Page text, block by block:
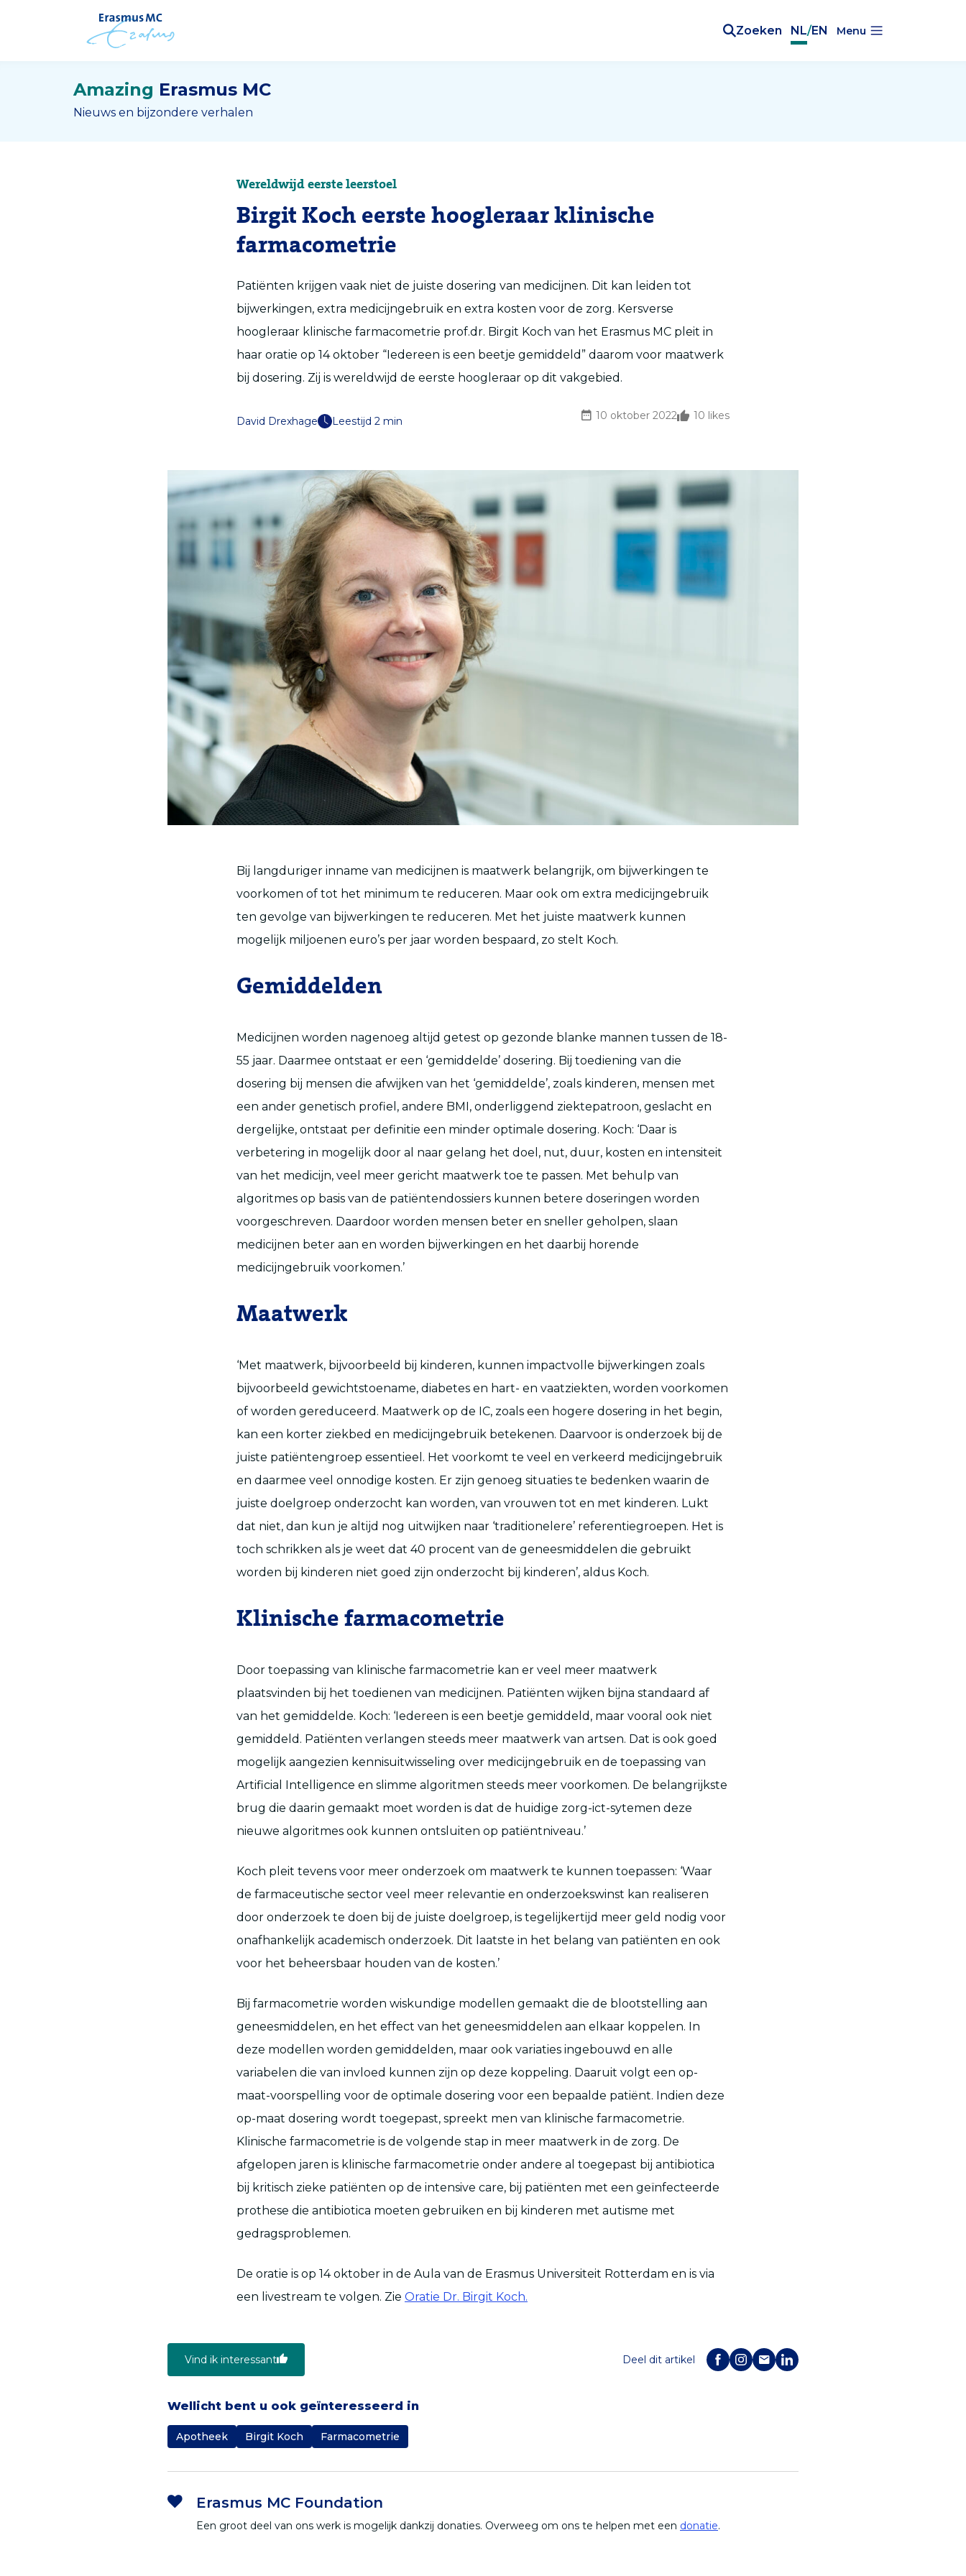
Zoeken NL/EN Menu
Amazing Erasmus MC
Nieuws en bijzondere verhalen
Wereldwijd eerste leerstoel
Birgit Koch eerste hoogleraar klinische
farmacometrie
Patiënten krijgen vaak niet de juiste dosering van medicijnen. Dit kan leiden tot
bijwerkingen, extra medicijngebruik en extra kosten voor de zorg. Kersverse
hoogleraar klinische farmacometrie prof.dr. Birgit Koch van het Erasmus MC pleit in
haar oratie op 14 oktober “Iedereen is een beetje gemiddeld” daarom voor maatwerk
bij dosering. Zij is wereldwijd de eerste hoogleraar op dit vakgebied.
David Drexhage Leestijd 2 min 10 oktober 2022 10 likes
Bij langduriger inname van medicijnen is maatwerk belangrijk, om bijwerkingen te
voorkomen of tot het minimum te reduceren. Maar ook om extra medicijngebruik
ten gevolge van bijwerkingen te reduceren. Met het juiste maatwerk kunnen
mogelijk miljoenen euro’s per jaar worden bespaard, zo stelt Koch.
Gemiddelden
Medicijnen worden nagenoeg altijd getest op gezonde blanke mannen tussen de 18-
55 jaar. Daarmee ontstaat er een ‘gemiddelde’ dosering. Bij toediening van die
dosering bij mensen die afwijken van het ‘gemiddelde’, zoals kinderen, mensen met
een ander genetisch profiel, andere BMI, onderliggend ziektepatroon, geslacht en
dergelijke, ontstaat per definitie een minder optimale dosering. Koch: ‘Daar is
verbetering in mogelijk door al naar gelang het doel, nut, duur, kosten en intensiteit
van het medicijn, veel meer gericht maatwerk toe te passen. Met behulp van
algoritmes op basis van de patiëntendossiers kunnen betere doseringen worden
voorgeschreven. Daardoor worden mensen beter en sneller geholpen, slaan
medicijnen beter aan en worden bijwerkingen en het daarbij horende
medicijngebruik voorkomen.’
Maatwerk
‘Met maatwerk, bijvoorbeeld bij kinderen, kunnen impactvolle bijwerkingen zoals
bijvoorbeeld gewichtstoename, diabetes en hart- en vaatziekten, worden voorkomen
of worden gereduceerd. Maatwerk op de IC, zoals een hogere dosering in het begin,
kan een korter ziekbed en medicijngebruik betekenen. Daarvoor is onderzoek bij de
juiste patiëntengroep essentieel. Het voorkomt te veel en verkeerd medicijngebruik
en daarmee veel onnodige kosten. Er zijn genoeg situaties te bedenken waarin de
juiste doelgroep onderzocht kan worden, van vrouwen tot en met kinderen. Lukt
dat niet, dan kun je altijd nog uitwijken naar ‘traditionelere’ referentiegroepen. Het is
toch schrikken als je weet dat 40 procent van de geneesmiddelen die gebruikt
worden bij kinderen niet goed zijn onderzocht bij kinderen’, aldus Koch.
Klinische farmacometrie
Door toepassing van klinische farmacometrie kan er veel meer maatwerk
plaatsvinden bij het toedienen van medicijnen. Patiënten wijken bijna standaard af
van het gemiddelde. Koch: ‘Iedereen is een beetje gemiddeld, maar vooral ook niet
gemiddeld. Patiënten verlangen steeds meer maatwerk van artsen. Dat is ook goed
mogelijk aangezien kennisuitwisseling over medicijngebruik en de toepassing van
Artificial Intelligence en slimme algoritmen steeds meer voorkomen. De belangrijkste
brug die daarin gemaakt moet worden is dat de huidige zorg-ict-sytemen deze
nieuwe algoritmes ook kunnen ontsluiten op patiëntniveau.’
Koch pleit tevens voor meer onderzoek om maatwerk te kunnen toepassen: ‘Waar
de farmaceutische sector veel meer relevantie en onderzoekswinst kan realiseren
door onderzoek te doen bij de juiste doelgroep, is tegelijkertijd meer geld nodig voor
onafhankelijk academisch onderzoek. Dit laatste in het belang van patiënten en ook
voor het beheersbaar houden van de kosten.’
Bij farmacometrie worden wiskundige modellen gemaakt die de blootstelling aan
geneesmiddelen, en het effect van het geneesmiddelen aan elkaar koppelen. In
deze modellen worden gemiddelden, maar ook variaties ingebouwd en alle
variabelen die van invloed kunnen zijn op deze koppeling. Daaruit volgt een op-
maat-voorspelling voor de optimale dosering voor een bepaalde patiënt. Indien deze
op-maat dosering wordt toegepast, spreekt men van klinische farmacometrie.
Klinische farmacometrie is de volgende stap in meer maatwerk in de zorg. De
afgelopen jaren is klinische farmacometrie onder andere al toegepast bij antibiotica
bij kritisch zieke patiënten op de intensive care, bij patiënten met een geïnfecteerde
prothese die antibiotica moeten gebruiken en bij kinderen met autisme met
gedragsproblemen.
De oratie is op 14 oktober in de Aula van de Erasmus Universiteit Rotterdam en is via
een livestream te volgen. Zie Oratie Dr. Birgit Koch.
Vind ik interessant Deel dit artikel
Wellicht bent u ook geïnteresseerd in
Apotheek Birgit Koch Farmacometrie
Erasmus MC Foundation
Een groot deel van ons werk is mogelijk dankzij donaties. Overweeg om ons te helpen met een donatie.